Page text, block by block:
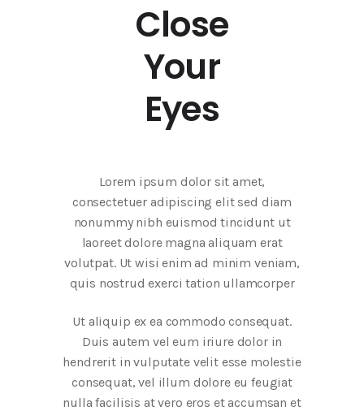
Close
Your
Eyes
Lorem ipsum dolor sit amet,
consectetuer adipiscing elit sed diam
nonummy nibh euismod tincidunt ut
laoreet dolore magna aliquam erat
volutpat. Ut wisi enim ad minim veniam,
quis nostrud exerci tation ullamcorper
Ut aliquip ex ea commodo consequat.
Duis autem vel eum iriure dolor in
hendrerit in vulputate velit esse molestie
consequat, vel illum dolore eu feugiat
nulla facilisis at vero eros et accumsan et